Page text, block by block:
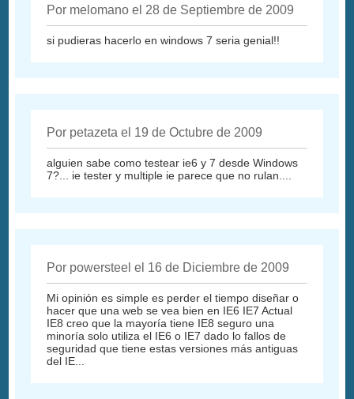
Por melomano el 28 de Septiembre de 2009
si pudieras hacerlo en windows 7 seria genial!!
Por petazeta el 19 de Octubre de 2009
alguien sabe como testear ie6 y 7 desde Windows
7?... ie tester y multiple ie parece que no rulan....
Por powersteel el 16 de Diciembre de 2009
Mi opinión es simple es perder el tiempo diseñar o
hacer que una web se vea bien en IE6 IE7 Actual
IE8 creo que la mayoría tiene IE8 seguro una
minoría solo utiliza el IE6 o IE7 dado lo fallos de
seguridad que tiene estas versiones más antiguas
del IE...